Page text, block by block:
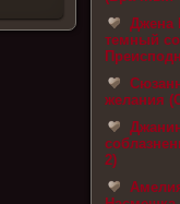
Джена
темный
желания
2)